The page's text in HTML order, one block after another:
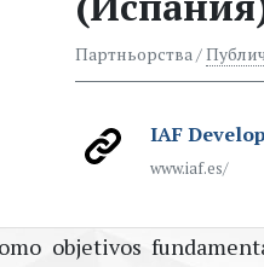
Партньорства /
IAF
www.iaf.es/
objetivos